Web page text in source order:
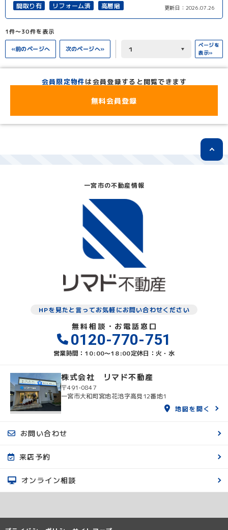
間取り有 リフォーム済 高層階 更新日： 2026.07.26
1件〜30件を表示
«前のページへ 次のページへ»
ページを
表示»
会員限定物件は会員登録すると閲覧できます
無料会員登録
一宮市の不動産情報
HPを見たと言ってお気軽にお問い合わせください
無料相談・お電話窓口
0120-770-751
営業時間：10:00〜18:00定休日：火・水
株式会社 リマド不動産
〒491-0847
一宮市大和町宮地花池字高見12番地1
地図を開く
お問い合わせ
来店予約
オンライン相談